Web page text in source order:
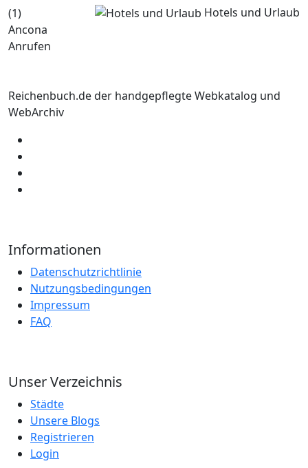
(1)
Hotels und Urlaub
Ancona
Anrufen
Reichenbuch.de der handgepflegte Webkatalog und
WebArchiv
Informationen
Datenschutzrichtlinie
Nutzungsbedingungen
Impressum
FAQ
Unser Verzeichnis
Städte
Unsere Blogs
Registrieren
Login